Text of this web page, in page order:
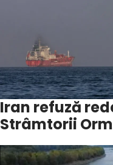
Iran refuză
Strâmtorii